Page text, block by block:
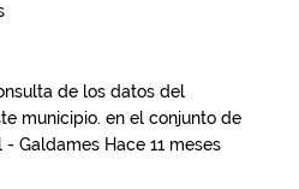
de los datos del
municipio. en el conjunto de
- Galdames Hace 11 meses